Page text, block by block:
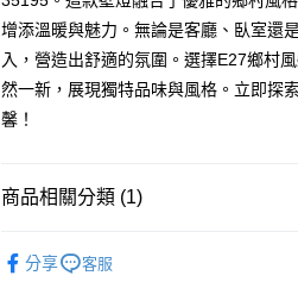
AFTEE先享後付
相關說明
【關於「AFTEE先享後付」】
AFTEE先享後付是「在收到商品之後才付款
２．便利：只要手機號碼，簡訊認證，即可結
【「AFTEE先享後付」結帳流程】
ATM付款
運送方式
新竹貨運宅配
增添溫暖與魅力。無論是客廳、臥室還
入，營造出舒適的氛圍。選擇E27鄉村
然一新，展現獨特品味與風格。立即探
馨！
商品相關分類 (1)
分享
客服